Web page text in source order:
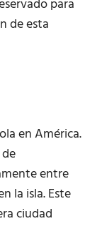
para
de esta
en América.
entre
la isla. Este
ciudad